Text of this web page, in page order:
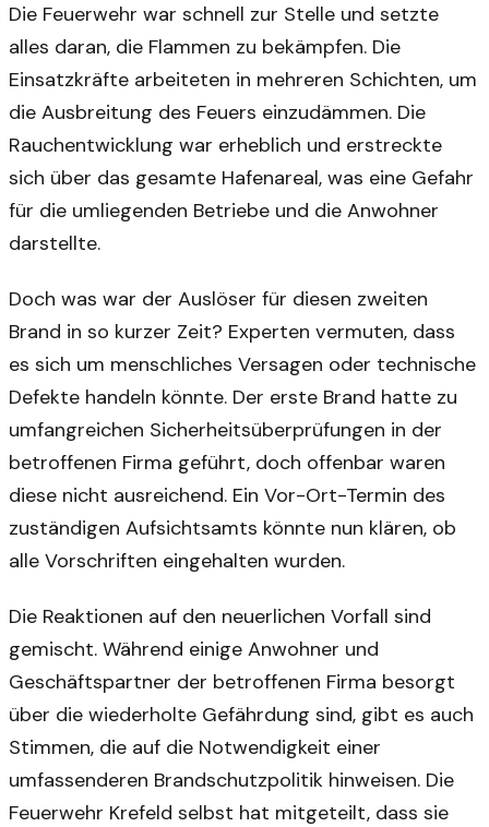
Die Feuerwehr war schnell zur Stelle und setzte
alles daran, die Flammen zu bekämpfen. Die
Einsatzkräfte arbeiteten in mehreren Schichten, um
die Ausbreitung des Feuers einzudämmen. Die
Rauchentwicklung war erheblich und erstreckte
sich über das gesamte Hafenareal, was eine Gefahr
für die umliegenden Betriebe und die Anwohner
darstellte.
Doch was war der Auslöser für diesen zweiten
Brand in so kurzer Zeit? Experten vermuten, dass
es sich um menschliches Versagen oder technische
Defekte handeln könnte. Der erste Brand hatte zu
umfangreichen Sicherheitsüberprüfungen in der
betroffenen Firma geführt, doch offenbar waren
diese nicht ausreichend. Ein Vor-Ort-Termin des
zuständigen Aufsichtsamts könnte nun klären, ob
alle Vorschriften eingehalten wurden.
Die Reaktionen auf den neuerlichen Vorfall sind
gemischt. Während einige Anwohner und
Geschäftspartner der betroffenen Firma besorgt
über die wiederholte Gefährdung sind, gibt es auch
Stimmen, die auf die Notwendigkeit einer
umfassenderen Brandschutzpolitik hinweisen. Die
Feuerwehr Krefeld selbst hat mitgeteilt, dass sie